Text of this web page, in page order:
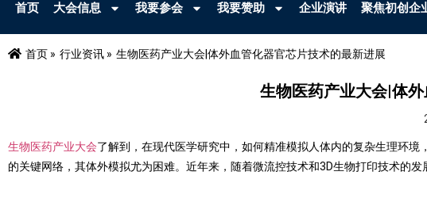
首页 大会信息 我要参会 我要赞助 企业演讲 聚焦初创企
首页 » 行业资讯 » 生物医药产业大会|体外血管化器官芯片技术的最新进展
生物医药产业大会|体
生物医药产业大会了解到，在现代医学研究中，如何精准模拟人体内的复杂生理环
的关键网络，其体外模拟尤为困难。近年来，随着微流控技术和3D生物打印技术的